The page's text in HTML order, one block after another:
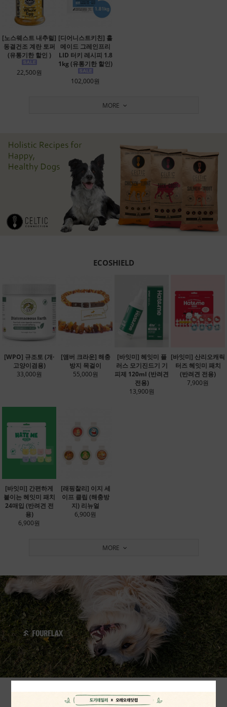
[노스웨스트 내추럴]
동결건조 계란 토퍼
(유통기한 할인 )
22,500원
[디어니스트키친] 홀
메이드 그레인프리
LID 터키 레시피 1.8
1kg (유통기한 할인)
102,000원
MORE
ECOSHIELD
[WPO] 규조토 (개·
고양이겸용)
33,000원
[앰버 크라운] 해충
방지 목걸이
55,000원
[바잇미] 헤잇미 플
러스 모기진드기 기
피제 120ml (반려견
전용)
13,900원
[바잇미] 산리오캐릭
터즈 헤잇미 패치
(반려견 전용)
7,900원
[바잇미] 간편하게
붙이는 헤잇미 패치
24매입 (반려견 전
용)
6,900원
[래핑찰리] 이지 세
이프 클립 (해충방
지) 리뉴얼
6,900원
MORE
VEGAN